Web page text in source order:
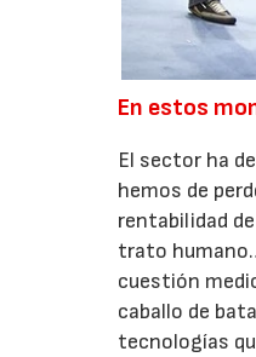
En estos
El sector ha
hemos de
rentabilidad
trato
cuestión
caballo de
tecnologías